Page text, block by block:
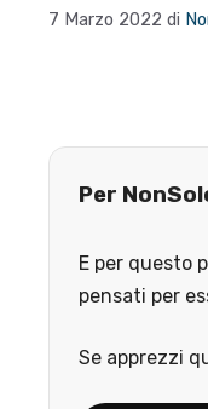
7 Marzo 2022 di
Per
E per questo
pensati per
Se apprezzi